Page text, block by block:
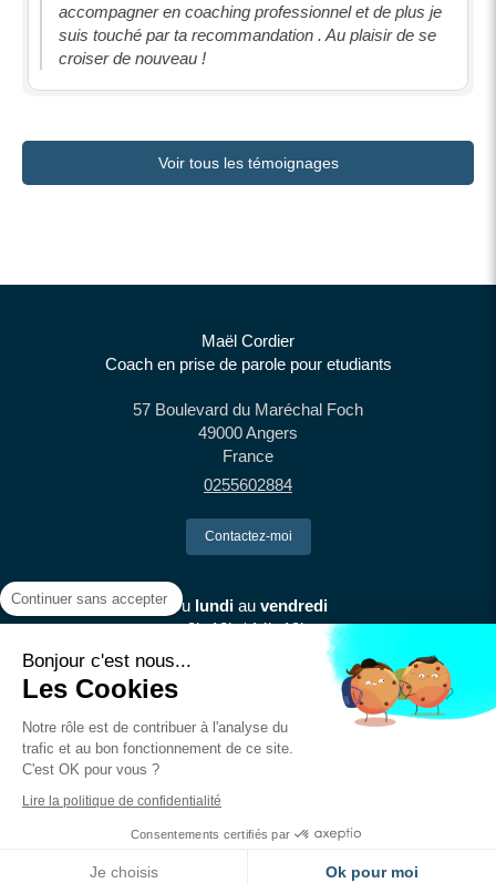
accompagner en coaching professionnel et de plus je
suis touché par ta recommandation . Au plaisir de se
croiser de nouveau !
Voir tous les témoignages
Maël Cordier
Coach en prise de parole pour etudiants
57 Boulevard du Maréchal Foch
49000Angers
France
0255602884
Contactez-moi
Du lundiau vendredi
9h-12h / 14h-19h
Mentions légales
Création et référencement du site par Simplébo
Continuer sans accepter
Bonjour c'est nous...
Les Cookies
Notre rôle est de contribuer à l'analyse du
trafic et au bon fonctionnement de ce site.
C'est OK pour vous ?
Lire la politique de confidentialité
Consentements certifiés par
Je choisis Ok pour moi